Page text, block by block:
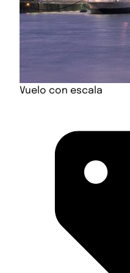
Vuelo con escala